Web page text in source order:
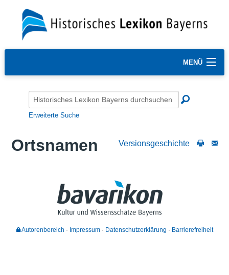
MENÜ
Erweiterte Suche
Versionsgeschichte
Ortsnamen
Autorenbereich Impressum Datenschutzerklärung Barrierefreiheit